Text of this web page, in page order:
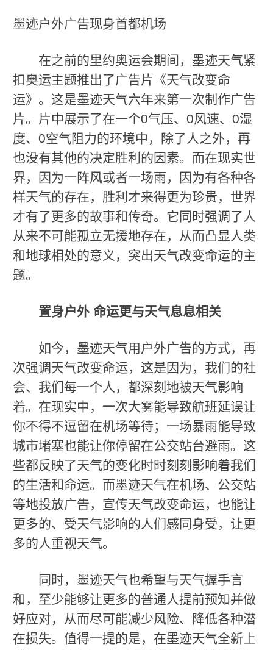
墨迹户外广告现身首都机场
在之前的里约奥运会期间，墨迹天气紧
扣奥运主题推出了广告片《天气改变命
运》。这是墨迹天气六年来第一次制作广告
片。片中展示了在一个0气压、0风速、0湿
度、0空气阻力的环境中，除了人之外，再
也没有其他的决定胜利的因素。而在现实世
界，因为一阵风或者一场雨，因为有各种各
样天气的存在，胜利才来得更为珍贵，世界
才有了更多的故事和传奇。它同时强调了人
从来不可能孤立无援地存在，从而凸显人类
和地球相处的意义，突出天气改变命运的主
题。
置身户外 命运更与天气息息相关
如今，墨迹天气用户外广告的方式，再
次强调天气改变命运，这是因为，我们的社
会、我们每一个人，都深刻地被天气影响
着。在现实中，一次大雾能导致航班延误让
你不得不逗留在机场等待；一场暴雨能导致
城市堵塞也能让你停留在公交站台避雨。这
些都反映了天气的变化时时刻刻影响着我们
的生活和命运。而墨迹天气在机场、公交站
等地投放广告，宣传天气改变命运，也能让
更多的、受天气影响的人们感同身受，让更
多的人重视天气。
同时，墨迹天气也希望与天气握手言
和，至少能够让更多的普通人提前预知并做
好应对，从而尽可能减少风险、降低各种潜
在损失。值得一提的是，在墨迹天气全新上